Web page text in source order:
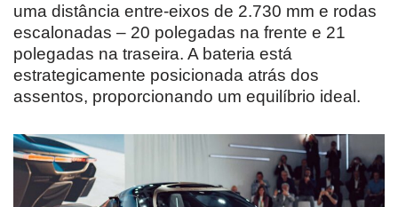
uma distância entre-eixos de 2.730 mm e rodas
escalonadas – 20 polegadas na frente e 21
polegadas na traseira. A bateria está
estrategicamente posicionada atrás dos
assentos, proporcionando um equilíbrio ideal.